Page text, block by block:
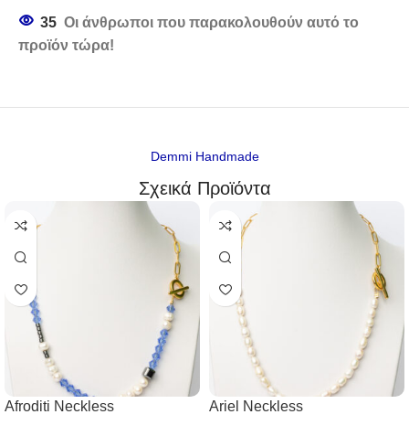
35 Οι άνθρωποι που παρακολουθούν αυτό το
προϊόν τώρα!
Demmi Handmade
Σχεικά Προϊόντα
Afroditi Neckless Ariel Neckless